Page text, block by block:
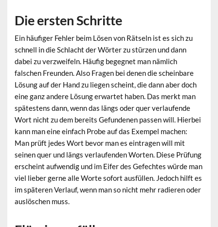
Die ersten Schritte
Ein häufiger Fehler beim Lösen von Rätseln ist es sich zu
schnell in die Schlacht der Wörter zu stürzen und dann
dabei zu verzweifeln. Häufig begegnet man nämlich
falschen Freunden. Also Fragen bei denen die scheinbare
Lösung auf der Hand zu liegen scheint, die dann aber doch
eine ganz andere Lösung erwartet haben. Das merkt man
spätestens dann, wenn das längs oder quer verlaufende
Wort nicht zu dem bereits Gefundenen passen will. Hierbei
kann man eine einfach Probe auf das Exempel machen:
Man prüft jedes Wort bevor man es eintragen will mit
seinen quer und längs verlaufenden Worten. Diese Prüfung
erscheint aufwendig und im Eifer des Gefechtes würde man
viel lieber gerne alle Worte sofort ausfüllen. Jedoch hilft es
im späteren Verlauf, wenn man so nicht mehr radieren oder
auslöschen muss.